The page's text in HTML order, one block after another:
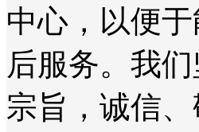
中心，以便
后服务。我
宗旨，诚信